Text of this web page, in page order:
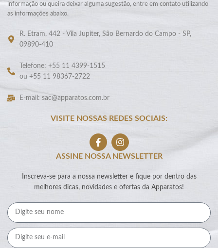
informação ou queira deixar alguma sugestão, entre em contato utilizando
as informações abaixo.
R. Etram, 442 - Vila Jupiter, São Bernardo do Campo - SP,
09890-410
Telefone: +55 11 4399-1515
ou +55 11 98367-2722
E-mail: sac@apparatos.com.br
VISITE NOSSAS REDES SOCIAIS:
ASSINE NOSSA NEWSLETTER
Inscreva-se para a nossa newsletter e fique por dentro das
melhores dicas, novidades e ofertas da Apparatos!